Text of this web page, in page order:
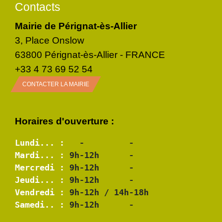
Contacts
Mairie de Pérignat-ès-Allier
3, Place Onslow
63800 Pérignat-ès-Allier - FRANCE
+33 4 73 69 52 54
CONTACTER LA MAIRIE
Horaires d'ouverture :
Lundi... :
Mardi... :
Mercredi :
Jeudi... :
Vendredi :
Samedi.. :
9h-12h      -